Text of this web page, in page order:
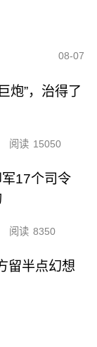
08-07
炮”，治得了
阅读 15050
17个司令
阅读 8350
留半点幻想